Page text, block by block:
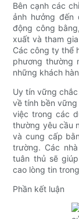
Bên cạnh các
ảnh hưởng đến
động công
xuất và tham
Các công ty thể
phương thường
những khách
Uy tín vững
về tính bền
việc trong các
thường yêu cầu
và cung cấp
trường. Các
tuân thủ sẽ
cao lòng tin
Phần kết luận